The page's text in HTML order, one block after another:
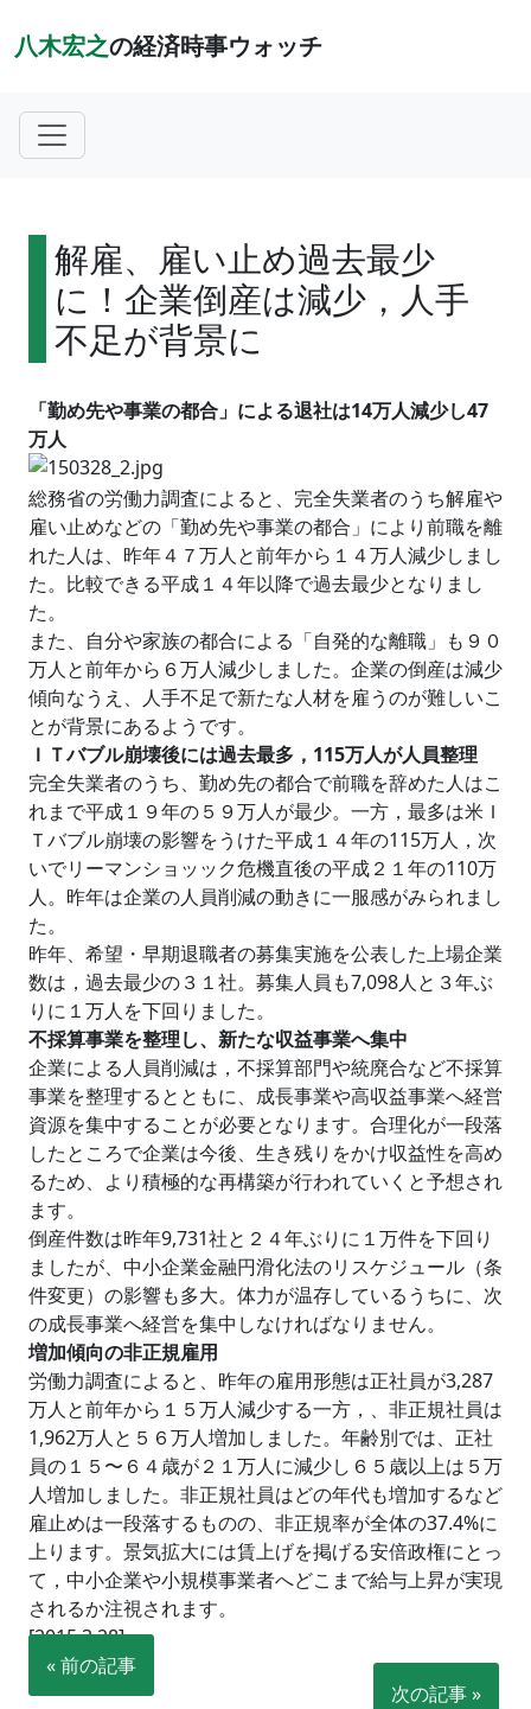
八木宏之の経済時事ウォッチ
解雇、雇い止め過去最少
に！企業倒産は減少，人手
不足が背景に
「勤め先や事業の都合」による退社は14万人減少し47
万人
総務省の労働力調査によると、完全失業者のうち解雇や
雇い止めなどの「勤め先や事業の都合」により前職を離
れた人は、昨年４７万人と前年から１４万人減少しまし
た。比較できる平成１４年以降で過去最少となりまし
た。
また、自分や家族の都合による「自発的な離職」も９０
万人と前年から６万人減少しました。企業の倒産は減少
傾向なうえ、人手不足で新たな人材を雇うのが難しいこ
とが背景にあるようです。
ＩＴバブル崩壊後には過去最多，115万人が人員整理
完全失業者のうち、勤め先の都合で前職を辞めた人はこ
れまで平成１９年の５９万人が最少。一方，最多は米Ｉ
Ｔバブル崩壊の影響をうけた平成１４年の115万人，次
いでリーマンショッック危機直後の平成２１年の110万
人。昨年は企業の人員削減の動きに一服感がみられまし
た。
昨年、希望・早期退職者の募集実施を公表した上場企業
数は，過去最少の３１社。募集人員も7,098人と３年ぶ
りに１万人を下回りました。
不採算事業を整理し、新たな収益事業へ集中
企業による人員削減は，不採算部門や統廃合など不採算
事業を整理するとともに、成長事業や高収益事業へ経営
資源を集中することが必要となります。合理化が一段落
したところで企業は今後、生き残りをかけ収益性を高め
るため、より積極的な再構築が行われていくと予想され
ます。
倒産件数は昨年9,731社と２４年ぶりに１万件を下回り
ましたが、中小企業金融円滑化法のリスケジュール（条
件変更）の影響も多大。体力が温存しているうちに、次
の成長事業へ経営を集中しなければなりません。
増加傾向の非正規雇用
労働力調査によると、昨年の雇用形態は正社員が3,287
万人と前年から１５万人減少する一方，、非正規社員は
1,962万人と５６万人増加しました。年齢別では、正社
員の１５〜６４歳が２１万人に減少し６５歳以上は５万
人増加しました。非正規社員はどの年代も増加するなど
雇止めは一段落するものの、非正規率が全体の37.4%に
上ります。景気拡大には賃上げを掲げる安倍政権にとっ
て，中小企業や小規模事業者へどこまで給与上昇が実現
されるか注視されます。
[2015.3.28]
« 前の記事
次の記事 »